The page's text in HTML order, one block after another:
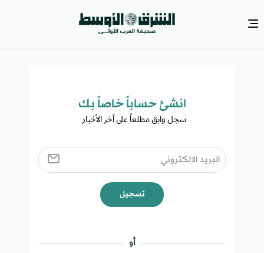
انشئ حساباً خاصاً بك​
سجل وابق مطلعاً على آخر الأخبار ​
تسجيل
أو